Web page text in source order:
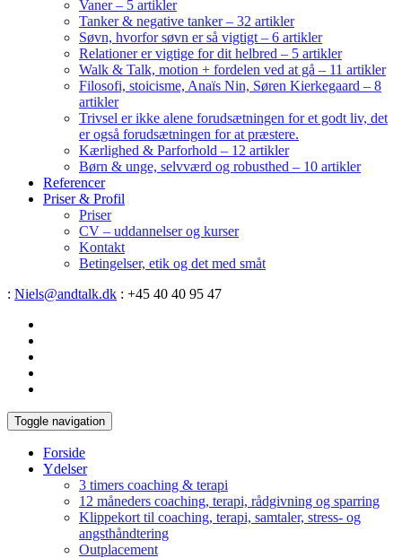
Vaner – 5 artikler
Tanker & negative tanker – 32 artikler
Søvn, hvorfor søvn er så vigtigt – 6 artikler
Relationer er vigtige for dit helbred – 5 artikler
Walk & Talk, motion + fordelen ved at gå – 11 artikler
Filosofi, stoicisme, Anaïs Nin, Søren Kierkegaard – 8
artikler
Trivsel er ikke alene forudsætningen for et godt liv, det
er også forudsætningen for at præstere.
Kærlighed & Parforhold – 12 artikler
Børn & unge, selvværd og robusthed – 10 artikler
Referencer
Priser & Profil
Priser
CV – uddannelser og kurser
Kontakt
Betingelser, etik og det med småt
: Niels@andtalk.dk : +45 40 40 95 47
Toggle navigation
Forside
Ydelser
3 timers coaching & terapi
12 måneders coaching, terapi, rådgivning og sparring
Klippekort til coaching, terapi, samtaler, stress- og
angsthåndtering
Outplacement